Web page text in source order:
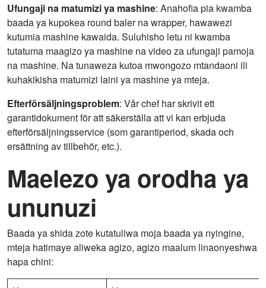
Ufungaji na matumizi ya mashine: Anahofia pia kwamba
baada ya kupokea round baler na wrapper, hawawezi
kutumia mashine kawaida. Suluhisho letu ni kwamba
tutatuma maagizo ya mashine na video za ufungaji pamoja
na mashine. Na tunaweza kutoa mwongozo mtandaoni ili
kuhakikisha matumizi laini ya mashine ya mteja.
Efterförsäljningsproblem: Vår chef har skrivit ett
garantidokument för att säkerställa att vi kan erbjuda
efterförsäljningsservice (som garantiperiod, skada och
ersättning av tillbehör, etc.).
Maelezo ya orodha ya
ununuzi
Baada ya shida zote kutatuliwa moja baada ya nyingine,
mteja hatimaye aliweka agizo, agizo maalum linaonyeshwa
hapa chini: